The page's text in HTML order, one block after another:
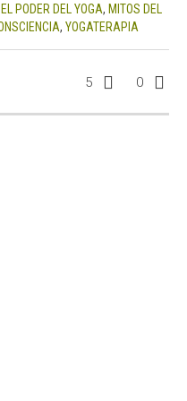
EL PODER DEL YOGA, MITOS DEL
, YOGATERAPIA
5 0